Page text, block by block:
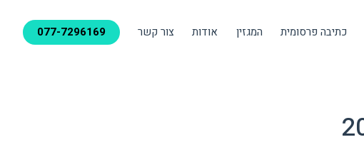
כתיבה פרסומית המגזין אודות צור קשר 077-7296169